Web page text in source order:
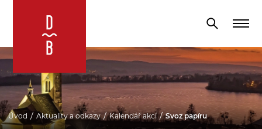
Úvod Aktuality a odkazy Kalendář akcí Svoz papíru